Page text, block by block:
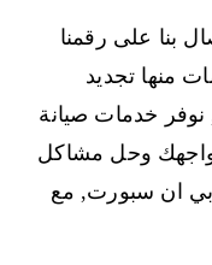
بنا على رقمنا
منها تجديد
نوفر خدمات صيانة
وحل مشاكل
بي ان سبورت, مع